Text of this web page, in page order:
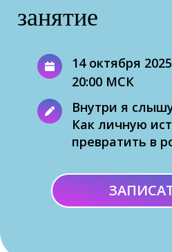
Внутри я
Как личную
превратить в
14 октября
20:00 МСК
занятие